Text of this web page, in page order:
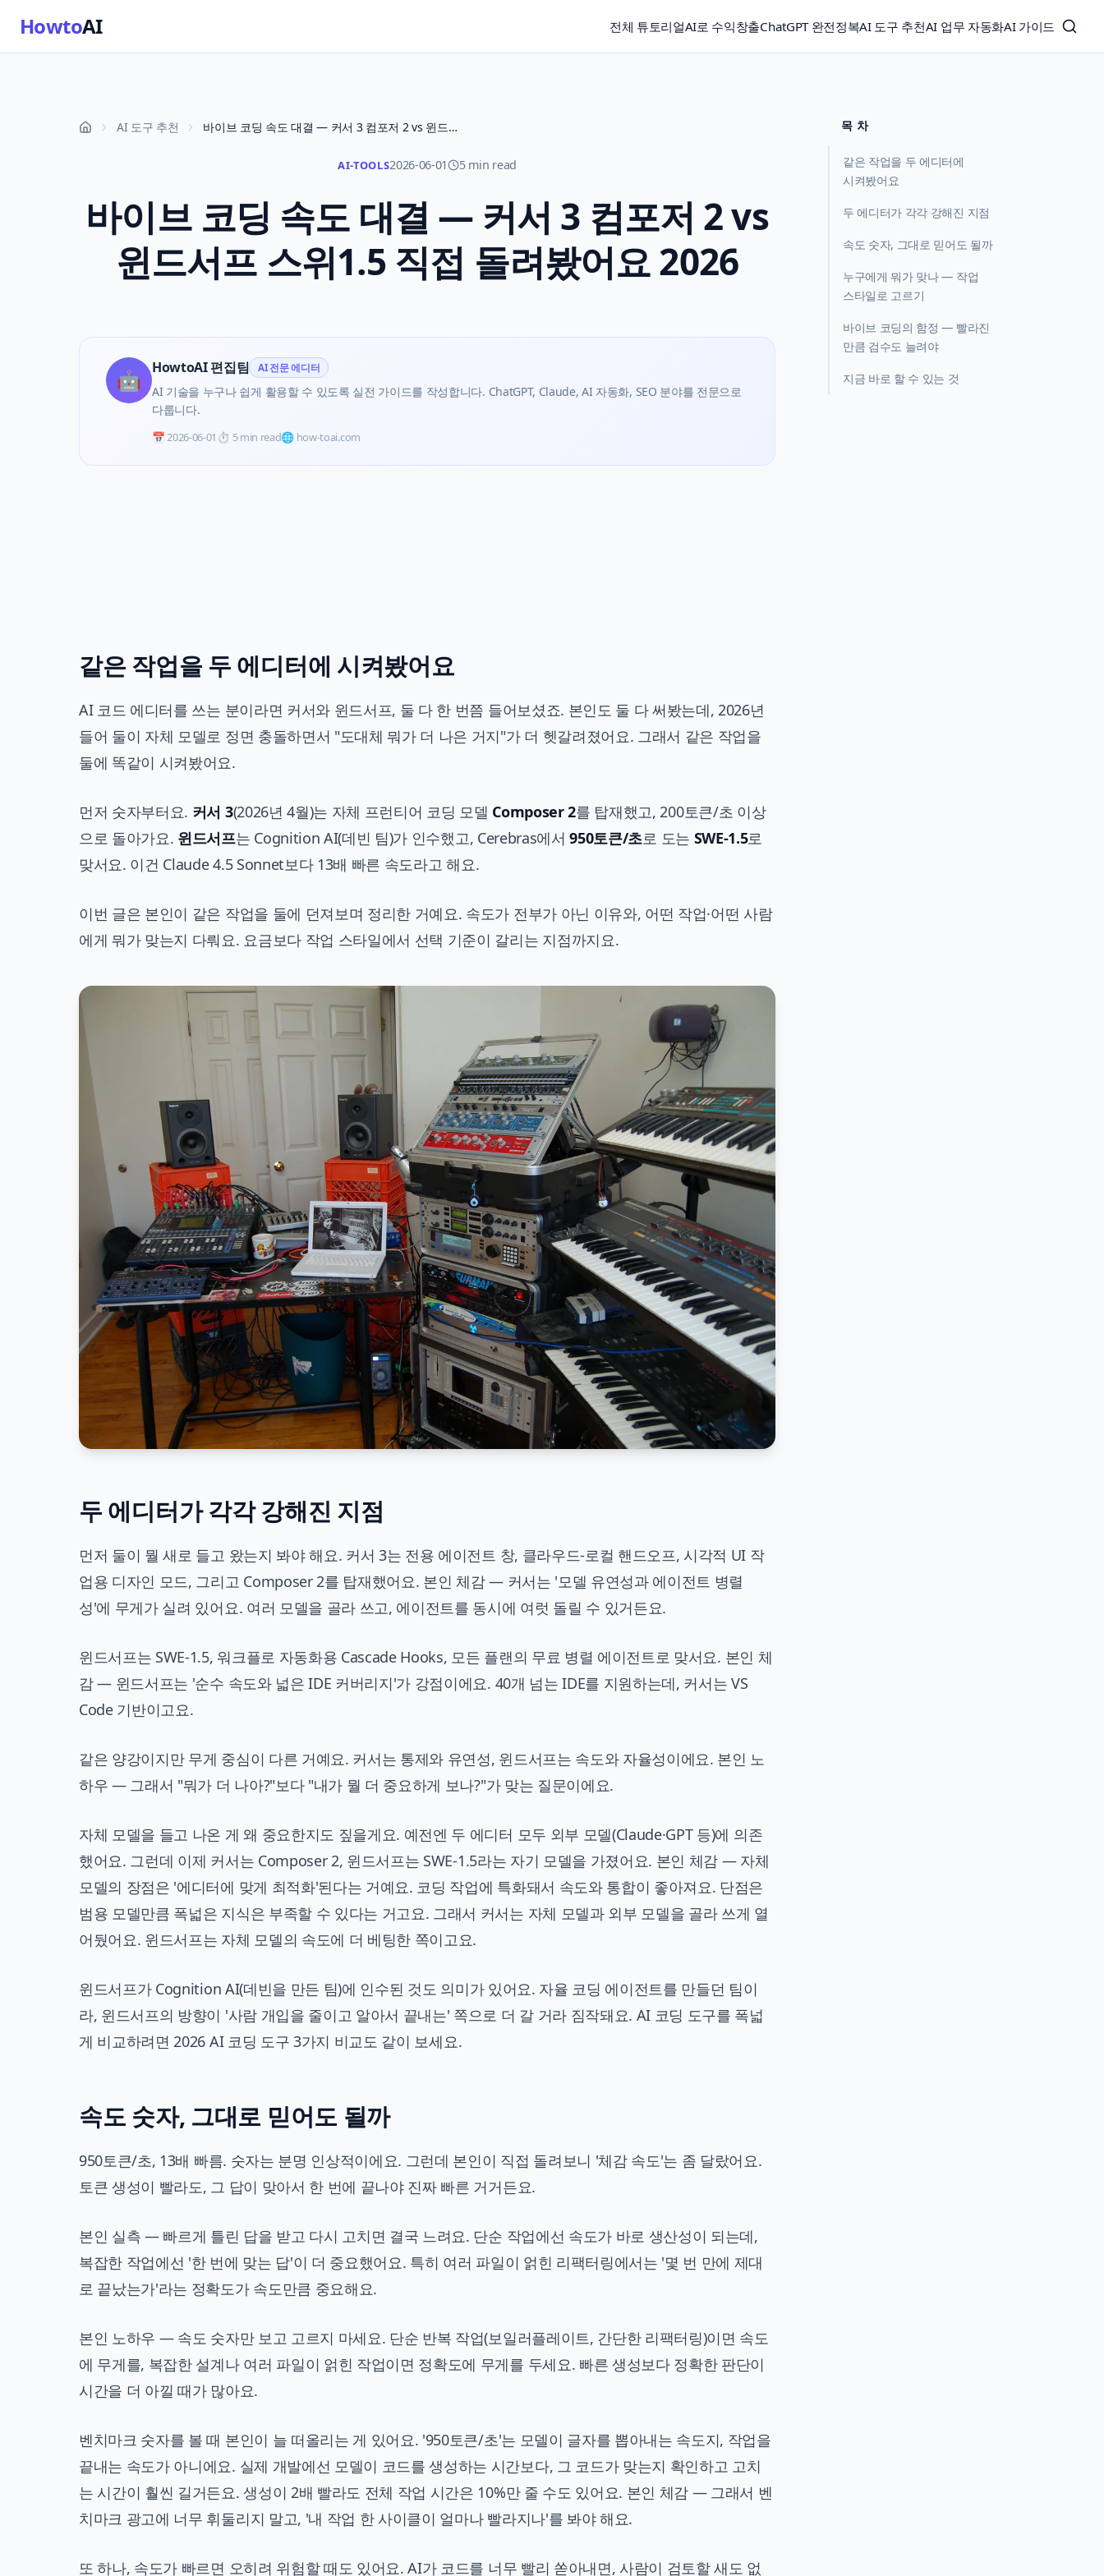
HowtoAI 전체 튜토리얼AI로 수익창출ChatGPT 완전정복AI 도구 추천AI 업무 자동화AI 가이드
AI 도구 추천 바이브 코딩 속도 대결 — 커서 3 컴포저 2 vs 윈드서프 스위1.5 직접 돌려봤어요 2026
AI-TOOLS2026-06-01 5 min read
바이브 코딩 속도 대결 — 커서 3 컴포저 2 vs
윈드서프 스위1.5 직접 돌려봤어요 2026
🤖 HowtoAI 편집팀 AI 전문 에디터
AI 기술을 누구나 쉽게 활용할 수 있도록 실전 가이드를 작성합니다. ChatGPT, Claude, AI 자동화, SEO 분야를 전문으로
다룹니다.
📅2026-06-01 ⏱️ 5 min read🌐 how-toai.com
같은 작업을 두 에디터에 시켜봤어요
AI 코드 에디터를 쓰는 분이라면 커서와 윈드서프, 둘 다 한 번쯤 들어보셨죠. 본인도 둘 다 써봤는데, 2026년
들어 둘이 자체 모델로 정면 충돌하면서 "도대체 뭐가 더 나은 거지"가 더 헷갈려졌어요. 그래서 같은 작업을
둘에 똑같이 시켜봤어요.
먼저 숫자부터요. 커서 3(2026년 4월)는 자체 프런티어 코딩 모델 Composer 2를 탑재했고, 200토큰/초 이상
으로 돌아가요. 윈드서프는 Cognition AI(데빈 팀)가 인수했고, Cerebras에서950토큰/초로 도는 SWE-1.5로
맞서요. 이건 Claude 4.5 Sonnet보다 13배 빠른 속도라고 해요.
이번 글은 본인이 같은 작업을 둘에 던져보며 정리한 거예요. 속도가 전부가 아닌 이유와, 어떤 작업·어떤 사람
에게 뭐가 맞는지 다뤄요. 요금보다 작업 스타일에서 선택 기준이 갈리는 지점까지요.
두 에디터가 각각 강해진 지점
먼저 둘이 뭘 새로 들고 왔는지 봐야 해요. 커서 3는 전용 에이전트 창, 클라우드-로컬 핸드오프, 시각적 UI 작
업용 디자인 모드, 그리고 Composer 2를 탑재했어요. 본인 체감 — 커서는 '모델 유연성과 에이전트 병렬
성'에 무게가 실려 있어요. 여러 모델을 골라 쓰고, 에이전트를 동시에 여럿 돌릴 수 있거든요.
윈드서프는 SWE-1.5, 워크플로 자동화용 Cascade Hooks, 모든 플랜의 무료 병렬 에이전트로 맞서요. 본인 체
감 — 윈드서프는 '순수 속도와 넓은 IDE 커버리지'가 강점이에요. 40개 넘는 IDE를 지원하는데, 커서는 VS
Code 기반이고요.
같은 양강이지만 무게 중심이 다른 거예요. 커서는 통제와 유연성, 윈드서프는 속도와 자율성이에요. 본인 노
하우 — 그래서 "뭐가 더 나아?"보다 "내가 뭘 더 중요하게 보나?"가 맞는 질문이에요.
자체 모델을 들고 나온 게 왜 중요한지도 짚을게요. 예전엔 두 에디터 모두 외부 모델(Claude·GPT 등)에 의존
했어요. 그런데 이제 커서는 Composer 2, 윈드서프는 SWE-1.5라는 자기 모델을 가졌어요. 본인 체감 — 자체
모델의 장점은 '에디터에 맞게 최적화'된다는 거예요. 코딩 작업에 특화돼서 속도와 통합이 좋아져요. 단점은
범용 모델만큼 폭넓은 지식은 부족할 수 있다는 거고요. 그래서 커서는 자체 모델과 외부 모델을 골라 쓰게 열
어뒀어요. 윈드서프는 자체 모델의 속도에 더 베팅한 쪽이고요.
윈드서프가 Cognition AI(데빈을 만든 팀)에 인수된 것도 의미가 있어요. 자율 코딩 에이전트를 만들던 팀이
라, 윈드서프의 방향이 '사람 개입을 줄이고 알아서 끝내는' 쪽으로 더 갈 거라 짐작돼요. AI 코딩 도구를 폭넓
게 비교하려면2026 AI 코딩 도구 3가지 비교도 같이 보세요.
속도 숫자, 그대로 믿어도 될까
950토큰/초, 13배 빠름. 숫자는 분명 인상적이에요. 그런데 본인이 직접 돌려보니 '체감 속도'는 좀 달랐어요.
토큰 생성이 빨라도, 그 답이 맞아서 한 번에 끝나야 진짜 빠른 거거든요.
본인 실측 — 빠르게 틀린 답을 받고 다시 고치면 결국 느려요. 단순 작업에선 속도가 바로 생산성이 되는데,
복잡한 작업에선 '한 번에 맞는 답'이 더 중요했어요. 특히 여러 파일이 얽힌 리팩터링에서는 '몇 번 만에 제대
로 끝났는가'라는 정확도가 속도만큼 중요해요.
본인 노하우 — 속도 숫자만 보고 고르지 마세요. 단순 반복 작업(보일러플레이트, 간단한 리팩터링)이면 속도
에 무게를, 복잡한 설계나 여러 파일이 얽힌 작업이면 정확도에 무게를 두세요. 빠른 생성보다 정확한 판단이
시간을 더 아낄 때가 많아요.
벤치마크 숫자를 볼 때 본인이 늘 떠올리는 게 있어요. '950토큰/초'는 모델이 글자를 뽑아내는 속도지, 작업을
끝내는 속도가 아니에요. 실제 개발에선 모델이 코드를 생성하는 시간보다, 그 코드가 맞는지 확인하고 고치
는 시간이 훨씬 길거든요. 생성이 2배 빨라도 전체 작업 시간은 10%만 줄 수도 있어요. 본인 체감 — 그래서 벤
치마크 광고에 너무 휘둘리지 말고, '내 작업 한 사이클이 얼마나 빨라지나'를 봐야 해요.
또 하나, 속도가 빠르면 오히려 위험할 때도 있어요. AI가 코드를 너무 빨리 쏟아내면, 사람이 검토할 새도 없
목 차
같은 작업을 두 에디터에
시켜봤어요
두 에디터가 각각 강해진 지점
속도 숫자, 그대로 믿어도 될까
누구에게 뭐가 맞나 — 작업
스타일로 고르기
바이브 코딩의 함정 — 빨라진
만큼 검수도 늘려야
지금 바로 할 수 있는 것